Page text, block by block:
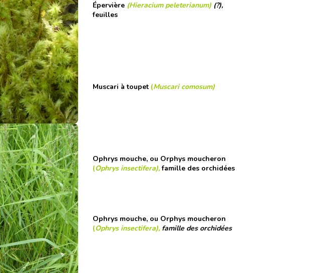
Épervière (Hieracium peleterianum) (?),
feuilles
Muscari à toupet(Muscari comosum)
Ophrys mouche, ou Orphys moucheron
(Ophrys insectifera),famille des orchidées
Ophrys mouche, ou Orphys moucheron
(Ophrys insectifera), famille des orchidées